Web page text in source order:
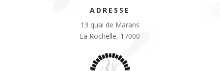
ADRESSE
13 quai de Marans
La Rochelle, 17000